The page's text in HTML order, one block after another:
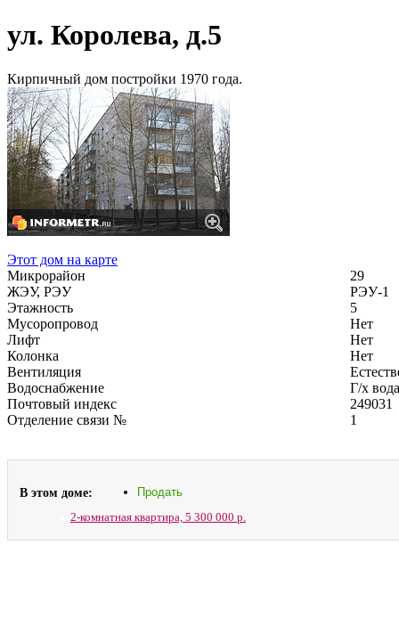
ул. Королева, д.5
Кирпичный дом постройки 1970 года.
Этот дом на карте
Микрорайон
29
ЖЭУ, РЭУ
РЭУ-1
Этажность
5
Мусоропровод
Нет
Лифт
Нет
Колонка
Нет
Вентиляция
Водоснабжение
Г/х вода
Почтовый индекс
249031
Отделение связи №
1
В этом доме: Продать
2-комнатная квартира, 5 300 000 р.